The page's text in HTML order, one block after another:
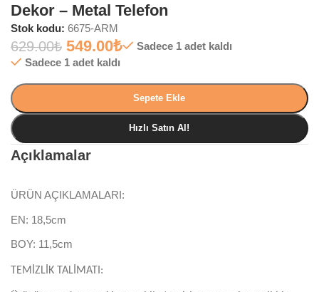
Dekor – Metal Telefon
Stok kodu: 6675-ARM
629.00₺ 549.00₺
Sadece 1 adet kaldı
Sadece 1 adet kaldı
Sepete Ekle
Hızlı Satın Al!
Açıklamalar
ÜRÜN AÇIKLAMALARI:
EN: 18,5cm
BOY: 11,5cm
TEMİZLİK TALİMATI: